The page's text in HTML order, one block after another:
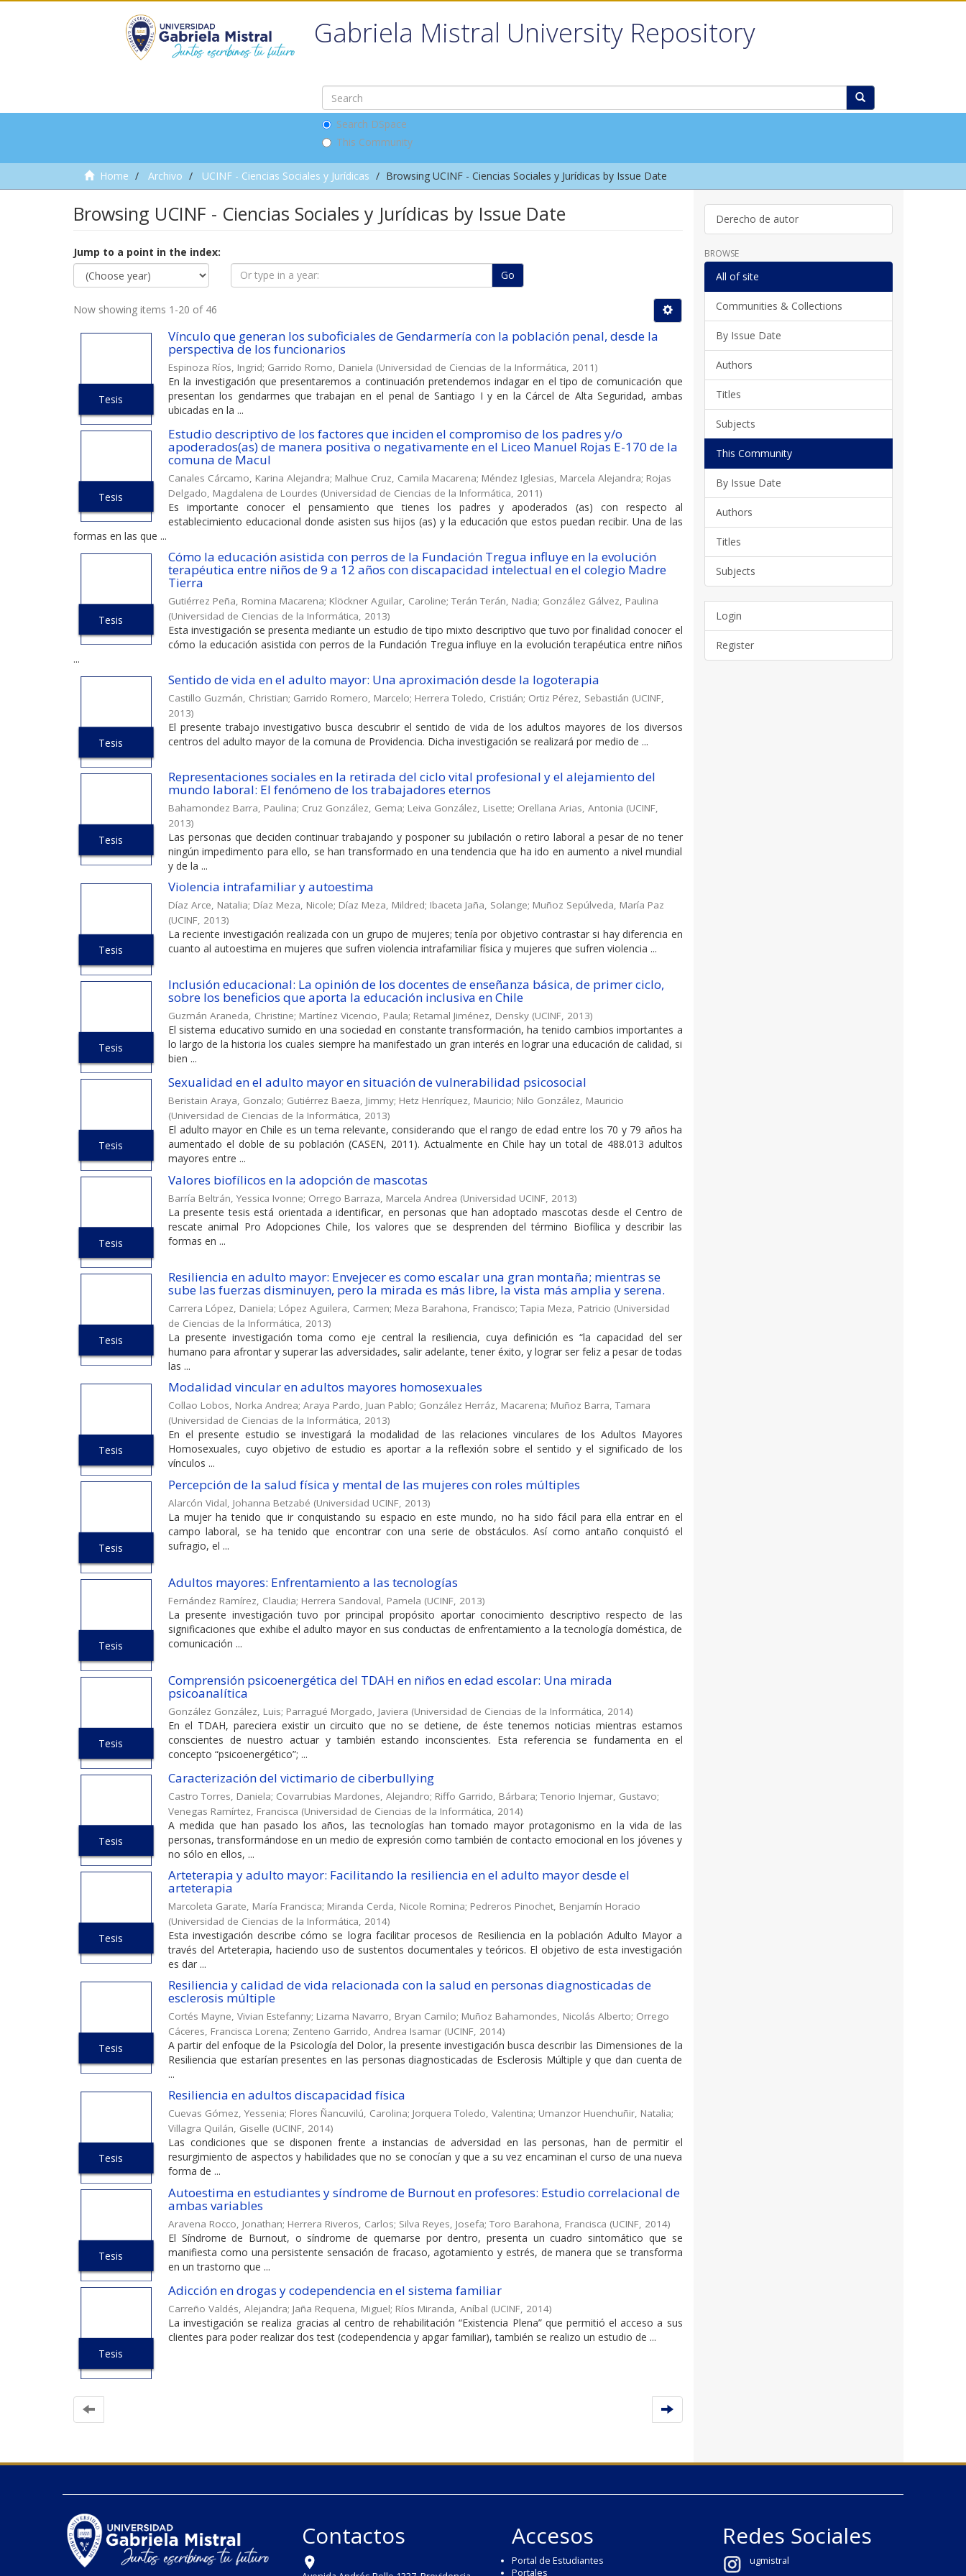
Gabriela Mistral University Repository
Search DSpace
This Community
Home Archivo UCINF - Ciencias Sociales y Jurídicas Browsing UCINF - Ciencias Sociales y Jurídicas by Issue Date
Browsing UCINF - Ciencias Sociales y Jurídicas by Issue Date
Jump to a point in the index:
Go
Now showing items 1-20 of 46
Tesis
Vínculo que generan los suboficiales de Gendarmería con la población penal, desde la
perspectiva de los funcionarios
Espinoza Ríos, Ingrid; Garrido Romo, Daniela (Universidad de Ciencias de la Informática, 2011)
En la investigación que presentaremos a continuación pretendemos indagar en el tipo de comunicación que
presentan los gendarmes que trabajan en el penal de Santiago I y en la Cárcel de Alta Seguridad, ambas
ubicadas en la ...
Tesis
Estudio descriptivo de los factores que inciden el compromiso de los padres y/o
apoderados(as) de manera positiva o negativamente en el Liceo Manuel Rojas E-170 de la
comuna de Macul
Canales Cárcamo, Karina Alejandra; Malhue Cruz, Camila Macarena; Méndez Iglesias, Marcela Alejandra; Rojas
Delgado, Magdalena de Lourdes (Universidad de Ciencias de la Informática, 2011)
Es importante conocer el pensamiento que tienes los padres y apoderados (as) con respecto al
establecimiento educacional donde asisten sus hijos (as) y la educación que estos puedan recibir. Una de las
formas en las que ...
Tesis
Cómo la educación asistida con perros de la Fundación Tregua influye en la evolución
terapéutica entre niños de 9 a 12 años con discapacidad intelectual en el colegio Madre
Tierra
Gutiérrez Peña, Romina Macarena; Klöckner Aguilar, Caroline; Terán Terán, Nadia; González Gálvez, Paulina
(Universidad de Ciencias de la Informática, 2013)
Esta investigación se presenta mediante un estudio de tipo mixto descriptivo que tuvo por finalidad conocer el
cómo la educación asistida con perros de la Fundación Tregua influye en la evolución terapéutica entre niños
...
Tesis
Sentido de vida en el adulto mayor: Una aproximación desde la logoterapia
Castillo Guzmán, Christian; Garrido Romero, Marcelo; Herrera Toledo, Cristián; Ortiz Pérez, Sebastián (UCINF,
2013)
El presente trabajo investigativo busca descubrir el sentido de vida de los adultos mayores de los diversos
centros del adulto mayor de la comuna de Providencia. Dicha investigación se realizará por medio de ...
Tesis
Representaciones sociales en la retirada del ciclo vital profesional y el alejamiento del
mundo laboral: El fenómeno de los trabajadores eternos
Bahamondez Barra, Paulina; Cruz González, Gema; Leiva González, Lisette; Orellana Arias, Antonia (UCINF,
2013)
Las personas que deciden continuar trabajando y posponer su jubilación o retiro laboral a pesar de no tener
ningún impedimento para ello, se han transformado en una tendencia que ha ido en aumento a nivel mundial
y de la ...
Tesis
Violencia intrafamiliar y autoestima
Díaz Arce, Natalia; Díaz Meza, Nicole; Díaz Meza, Mildred; Ibaceta Jaña, Solange; Muñoz Sepúlveda, María Paz
(UCINF, 2013)
La reciente investigación realizada con un grupo de mujeres; tenía por objetivo contrastar si hay diferencia en
cuanto al autoestima en mujeres que sufren violencia intrafamiliar física y mujeres que sufren violencia ...
Tesis
Inclusión educacional: La opinión de los docentes de enseñanza básica, de primer ciclo,
sobre los beneficios que aporta la educación inclusiva en Chile
Guzmán Araneda, Christine; Martínez Vicencio, Paula; Retamal Jiménez, Densky (UCINF, 2013)
El sistema educativo sumido en una sociedad en constante transformación, ha tenido cambios importantes a
lo largo de la historia los cuales siempre ha manifestado un gran interés en lograr una educación de calidad, si
bien ...
Tesis
Sexualidad en el adulto mayor en situación de vulnerabilidad psicosocial
Beristain Araya, Gonzalo; Gutiérrez Baeza, Jimmy; Hetz Henríquez, Mauricio; Nilo González, Mauricio
(Universidad de Ciencias de la Informática, 2013)
El adulto mayor en Chile es un tema relevante, considerando que el rango de edad entre los 70 y 79 años ha
aumentado el doble de su población (CASEN, 2011). Actualmente en Chile hay un total de 488.013 adultos
mayores entre ...
Tesis
Valores biofílicos en la adopción de mascotas
Barría Beltrán, Yessica Ivonne; Orrego Barraza, Marcela Andrea (Universidad UCINF, 2013)
La presente tesis está orientada a identificar, en personas que han adoptado mascotas desde el Centro de
rescate animal Pro Adopciones Chile, los valores que se desprenden del término Biofílica y describir las
formas en ...
Tesis
Resiliencia en adulto mayor: Envejecer es como escalar una gran montaña; mientras se
sube las fuerzas disminuyen, pero la mirada es más libre, la vista más amplia y serena.
Carrera López, Daniela; López Aguilera, Carmen; Meza Barahona, Francisco; Tapia Meza, Patricio (Universidad
de Ciencias de la Informática, 2013)
La presente investigación toma como eje central la resiliencia, cuya definición es “la capacidad del ser
humano para afrontar y superar las adversidades, salir adelante, tener éxito, y lograr ser feliz a pesar de todas
las ...
Tesis
Modalidad vincular en adultos mayores homosexuales
Collao Lobos, Norka Andrea; Araya Pardo, Juan Pablo; González Herráz, Macarena; Muñoz Barra, Tamara
(Universidad de Ciencias de la Informática, 2013)
En el presente estudio se investigará la modalidad de las relaciones vinculares de los Adultos Mayores
Homosexuales, cuyo objetivo de estudio es aportar a la reflexión sobre el sentido y el significado de los
vínculos ...
Tesis
Percepción de la salud física y mental de las mujeres con roles múltiples
Alarcón Vidal, Johanna Betzabé (Universidad UCINF, 2013)
La mujer ha tenido que ir conquistando su espacio en este mundo, no ha sido fácil para ella entrar en el
campo laboral, se ha tenido que encontrar con una serie de obstáculos. Así como antaño conquistó el
sufragio, el ...
Tesis
Adultos mayores: Enfrentamiento a las tecnologías
Fernández Ramírez, Claudia; Herrera Sandoval, Pamela (UCINF, 2013)
La presente investigación tuvo por principal propósito aportar conocimiento descriptivo respecto de las
significaciones que exhibe el adulto mayor en sus conductas de enfrentamiento a la tecnología doméstica, de
comunicación ...
Tesis
Comprensión psicoenergética del TDAH en niños en edad escolar: Una mirada
psicoanalítica
González González, Luis; Parragué Morgado, Javiera (Universidad de Ciencias de la Informática, 2014)
En el TDAH, pareciera existir un circuito que no se detiene, de éste tenemos noticias mientras estamos
conscientes de nuestro actuar y también estando inconscientes. Esta referencia se fundamenta en el
concepto “psicoenergético”; ...
Tesis
Caracterización del victimario de ciberbullying
Castro Torres, Daniela; Covarrubias Mardones, Alejandro; Riffo Garrido, Bárbara; Tenorio Injemar, Gustavo;
Venegas Ramírtez, Francisca (Universidad de Ciencias de la Informática 2014)
A medida que han pasado los años, las tecnologías han tomado mayor protagonismo en la vida de las
personas, transformándose en un medio de expresión como también de contacto emocional en los jóvenes y
no sólo en ellos, ...
Tesis
Arteterapia y adulto mayor: Facilitando la resiliencia en el adulto mayor desde el
arteterapia
Marcoleta Garate, María Francisca; Miranda Cerda, Nicole Romina; Pedreros Pinochet, Benjamín Horacio
(Universidad de Ciencias de la Informática, 2014)
Esta investigación describe cómo se logra facilitar procesos de Resiliencia en la población Adulto Mayor a
través del Arteterapia, haciendo uso de sustentos documentales y teóricos. El objetivo de esta investigación
es dar ...
Tesis
Resiliencia y calidad de vida relacionada con la salud en personas diagnosticadas de
esclerosis múltiple
Cortés Mayne, Vivian Estefanny; Lizama Navarro, Bryan Camilo; Muñoz Bahamondes, Nicolás Alberto; Orrego
Cáceres, Francisca Lorena; Zenteno Garrido, Andrea Isamar (UCINF, 2014)
A partir del enfoque de la Psicología del Dolor, la presente investigación busca describir las Dimensiones de la
Resiliencia que estarían presentes en las personas diagnosticadas de Esclerosis Múltiple y que dan cuenta de
...
Tesis
Resiliencia en adultos discapacidad física
Cuevas Gómez, Yessenia; Flores Ñancuvilú, Carolina; Jorquera Toledo, Valentina; Umanzor Huenchuñir, Natalia;
Villagra Quilán, Giselle (UCINF, 2014)
Las condiciones que se disponen frente a instancias de adversidad en las personas, han de permitir el
resurgimiento de aspectos y habilidades que no se conocían y que a su vez encaminan el curso de una nueva
forma de ...
Tesis
Autoestima en estudiantes y síndrome de Burnout en profesores: Estudio correlacional de
ambas variables
Aravena Rocco, Jonathan; Herrera Riveros, Carlos; Silva Reyes, Josefa; Toro Barahona, Francisca (UCINF, 2014)
El Síndrome de Burnout, o síndrome de quemarse por dentro, presenta un cuadro sintomático que se
manifiesta como una persistente sensación de fracaso, agotamiento y estrés, de manera que se transforma
en un trastorno que ...
Tesis
Adicción en drogas y codependencia en el sistema familiar
Carreño Valdés, Alejandra; Jaña Requena, Miguel; Ríos Miranda, Aníbal (UCINF, 2014)
La investigación se realiza gracias al centro de rehabilitación “Existencia Plena” que permitió el acceso a sus
clientes para poder realizar dos test (codependencia y apgar familiar), también se realizo un estudio de ...
Derecho de autor
BROWSE
All of site
Communities & Collections
By Issue Date
Authors
Titles
Subjects
This Community
By Issue Date
Authors
Titles
Subjects
Login
Register
Contactos Accesos
Portal de Estudiantes
Portales
Redes Sociales
ugmistral